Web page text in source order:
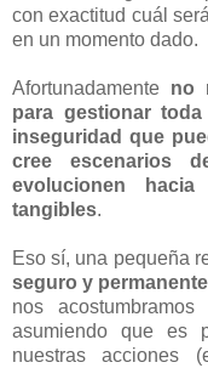
con exactitud cuál
en un momento dado.
Afortunadamente no
para gestionar
inseguridad que
cree escenarios
evolucionen
tangibles.
Eso sí, una pequeña
seguro y
nos
asumiendo que es
nuestras acciones